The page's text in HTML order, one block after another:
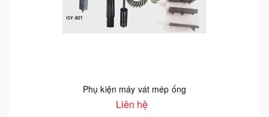
Phụ kiện máy vát mép ống
Liên hệ